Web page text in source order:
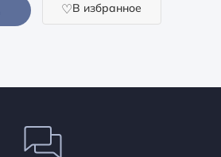
В избранное